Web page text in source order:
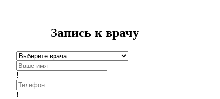
Запись к врачу
!
!